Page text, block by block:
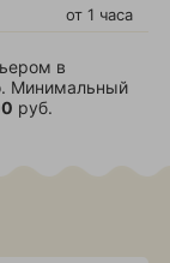
от 1 часа
в
Минимальный
руб.